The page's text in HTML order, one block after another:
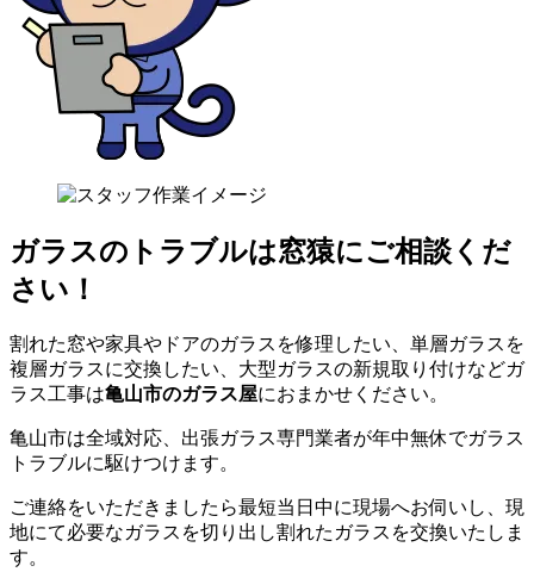
ガラスのトラブルは窓猿にご相談くだ
さい！
割れた窓や家具やドアのガラスを修理したい、単層ガラスを
複層ガラスに交換したい、大型ガラスの新規取り付けなどガ
ラス工事は亀山市のガラス屋におまかせください。
亀山市は全域対応、出張ガラス専門業者が年中無休でガラス
トラブルに駆けつけます。
ご連絡をいただきましたら最短当日中に現場へお伺いし、現
地にて必要なガラスを切り出し割れたガラスを交換いたしま
す。